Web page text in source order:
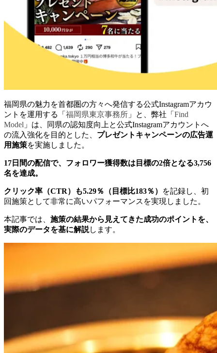
福岡県の魅力を首都圏の方々へ発信する公式Instagramアカウ
ントを運用する「 福岡県東京事務所 」と、弊社「 Find
Model 」は、同県の認知度向上と公式Instagramアカウントへ
の流入強化を目的とした、 プレゼントキャンペーンの広告運
用施策を実施しました。
17 日間の配信で、フォロワー獲得数は目標の2倍となる3,756
名を達成。
クリック率（CTR）も5.29％（目標比183％）
を記録し、初
回施策として非常に高いパフォーマンスを実現しました。
本記事では、 施策の結果から見えてきた成功のポイントを、
実際のデータを基に解説します。